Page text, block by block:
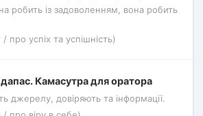
робить із задоволенням, вона робить
про успіх та успішність)
Камасутра для оратора
джерелу, довіряють та інформації.